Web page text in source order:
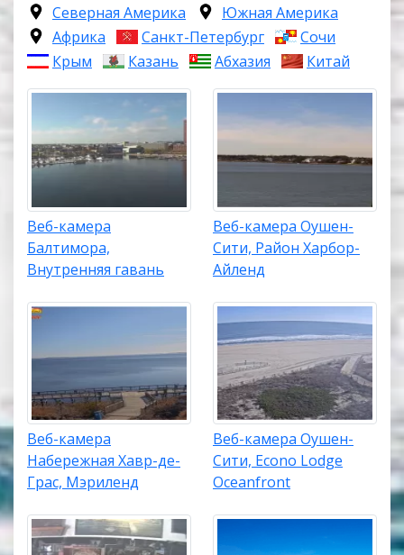
Северная Америка
Южная Америка
Африка
Санкт-Петербург
Сочи
Крым
Казань Абхазия Китай
Веб-камера
Балтимора,
Внутренняя гавань
Веб-камера Оушен-
Сити, Район Харбор-
Айленд
Веб-камера
Набережная Хавр-де-
Грас, Мэриленд
Веб-камера Оушен-
Сити, Econo Lodge
Oceanfront